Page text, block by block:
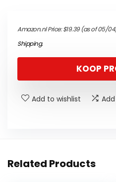
Amazon.nl Price:$19.39(as of 05/
Shipping.
KOOP
Add to wishlist
Related Products